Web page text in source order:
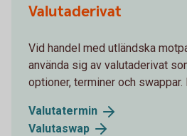
Valutaderivat
Vid handel med utländska
använda sig av valutaderivat
optioner, terminer och
Valutatermin
Valutaswap